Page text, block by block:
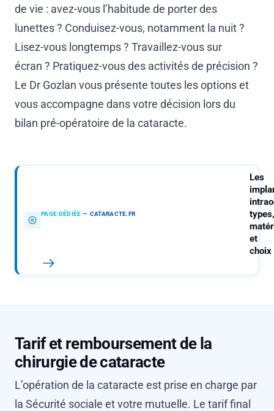
de vie : avez-vous l’habitude de porter des
lunettes ? Conduisez-vous, notamment la nuit ?
Lisez-vous longtemps ? Travaillez-vous sur
écran ? Pratiquez-vous des activités de précision ?
Le Dr Gozlan vous présente toutes les options et
vous accompagne dans votre décision lors du
bilan pré-opératoire de la cataracte.
PAGE DÉDIÉE — CATARACTE.FR
Les
types,
et
choix
Tarif et remboursement de la
chirurgie de cataracte
L’opération de la cataracte est prise en charge par
la Sécurité sociale et votre mutuelle. Le tarif final